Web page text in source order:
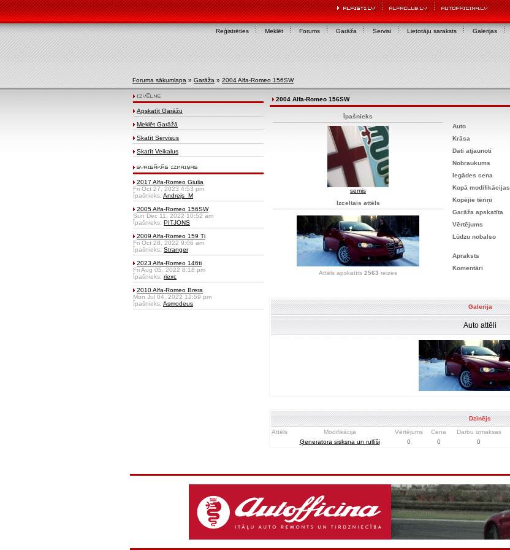
Reģistrēties Meklēt Forums Garāža Servisi Lietotāju saraksts Galerijas
Foruma sākumlapa » Garāža » 2004 Alfa-Romeo 156SW
Apskatīt Garāžu
Meklēt Garāžā
Skatīt Servisus
Skatīt Veikalus
2017 Alfa-Romeo Giulia
Fri Oct 27, 2023 4:53 pm
Īpašnieks: Andrejs_M
2005 Alfa-Romeo 156SW
Sun Dec 11, 2022 10:52 am
Īpašnieks: PITJONS
2009 Alfa-Romeo 159 Ti
Fri Oct 28, 2022 9:06 am
Īpašnieks: Stranger
2023 Alfa-Romeo 146ti
Fri Aug 05, 2022 8:18 pm
Īpašnieks: riexc
2010 Alfa-Romeo Brera
Mon Jul 04, 2022 12:59 pm
Īpašnieks: Asmodeus
2004 Alfa-Romeo 156SW
Īpašnieks
semis
Izceltais attēls
Attēls apskatīts 2563 reizes
Auto
Krāsa
Dati atjaunoti
Nobraukums
Iegādes cena
Kopā modifikācijas
Kopējie tēriņi
Garāža apskatīta
Vērtējums
Lūdzu nobalso
Apraksts
Komentāri
Galerija
Auto attēli
Dzinējs
Attēls
Modifikācija Vērtējums Cena Darbu izmaksas
Ģeneratora sisksna un rullīši
0 0 0